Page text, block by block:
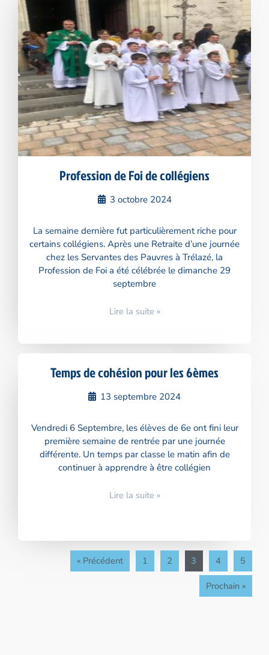
Profession de Foi de collégiens
3 octobre 2024
La semaine dernière fut particulièrement riche pour
certains collégiens. Après une Retraite d’une journée
chez les Servantes des Pauvres à Trélazé, la
Profession de Foi a été célébrée le dimanche 29
septembre
Lire la suite »
Temps de cohésion pour les 6èmes
13 septembre 2024
Vendredi 6 Septembre, les élèves de 6e ont fini leur
première semaine de rentrée par une journée
différente. Un temps par classe le matin afin de
continuer à apprendre à être collégien
Lire la suite »
« Précédent 1 2 3 4 5
Prochain »